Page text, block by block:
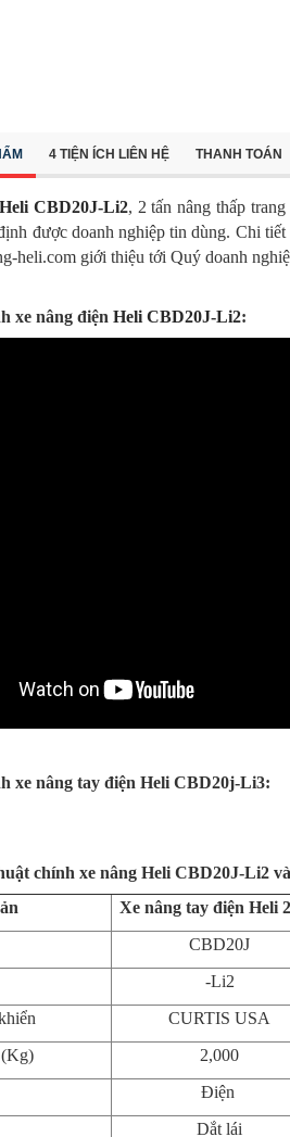
4 TIỆN ÍCH LIÊN HỆ THANH TOÁN
CBD20J-Li2, 2 tấn nâng thấp
được doanh nghiệp tin dùng. Chi
heli.com giới thiệu tới Quý doanh
xe nâng điện Heli CBD20J-Li2:
xe nâng tay điện Heli CBD20j-Li3:
chính xe nâng Heli CBD20J-Li2
Xe nâng tay điện Heli
CBD20J
-Li2
CURTIS USA
2,000
Điện
Dắt lái